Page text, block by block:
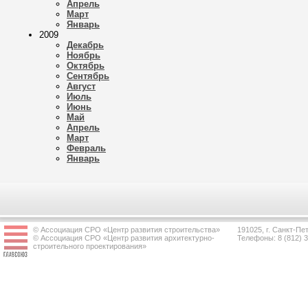
Апрель
Март
Январь
2009
Декабрь
Ноябрь
Октябрь
Сентябрь
Август
Июль
Июнь
Май
Апрель
Март
Февраль
Январь
© Ассоциация СРО «Центр развития строительства»
© Ассоциация СРО «Центр развития архитектурно-
строительного проектирования»
191025, г. Санкт-
Телефоны: 8 (812)